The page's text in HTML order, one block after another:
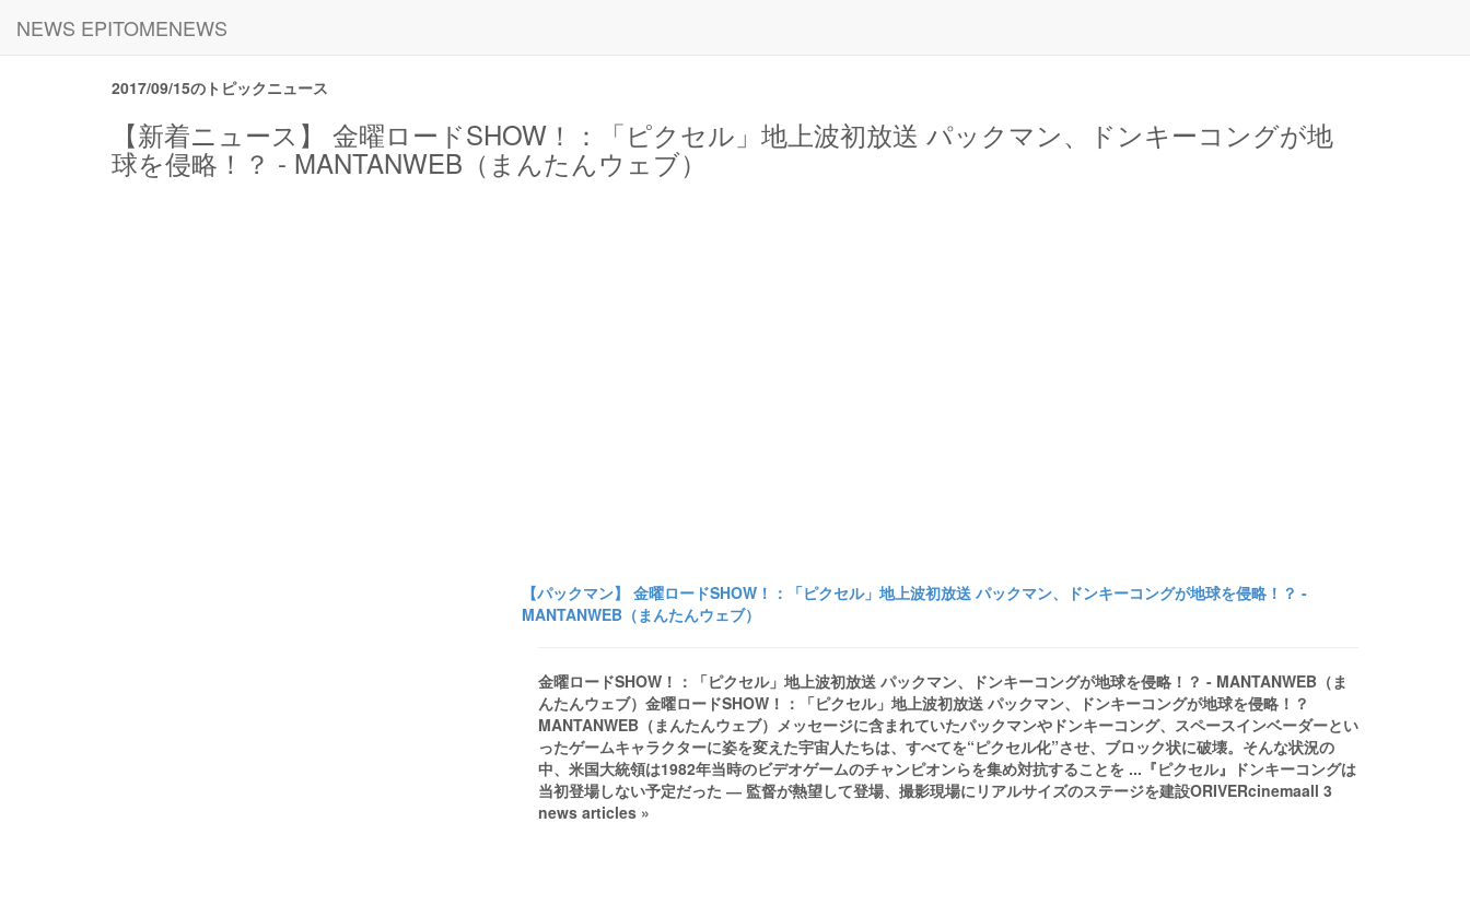
NEWS EPITOMENEWS
2017/09/15のトピックニュース
【新着ニュース】 金曜ロードSHOW！：「ピクセル」地上波初放送 パックマン、ドンキーコングが地
球を侵略！？ - MANTANWEB（まんたんウェブ）
【パックマン】 金曜ロードSHOW！：「ピクセル」地上波初放送 パックマン、ドンキーコングが地球を侵略！？ -
MANTANWEB（まんたんウェブ）
金曜ロードSHOW！：「ピクセル」地上波初放送 パックマン、ドンキーコングが地球を侵略！？ - MANTANWEB（ま
んたんウェブ）金曜ロードSHOW！：「ピクセル」地上波初放送 パックマン、ドンキーコングが地球を侵略！？
MANTANWEB（まんたんウェブ）メッセージに含まれていたパックマンやドンキーコング、スペースインベーダーとい
ったゲームキャラクターに姿を変えた宇宙人たちは、すべてを“ピクセル化”させ、ブロック状に破壊。そんな状況の
中、米国大統領は1982年当時のビデオゲームのチャンピオンらを集め対抗することを ...『ピクセル』ドンキーコングは
当初登場しない予定だった ― 監督が熱望して登場、撮影現場にリアルサイズのステージを建設ORIVERcinemaall 3
news articles »